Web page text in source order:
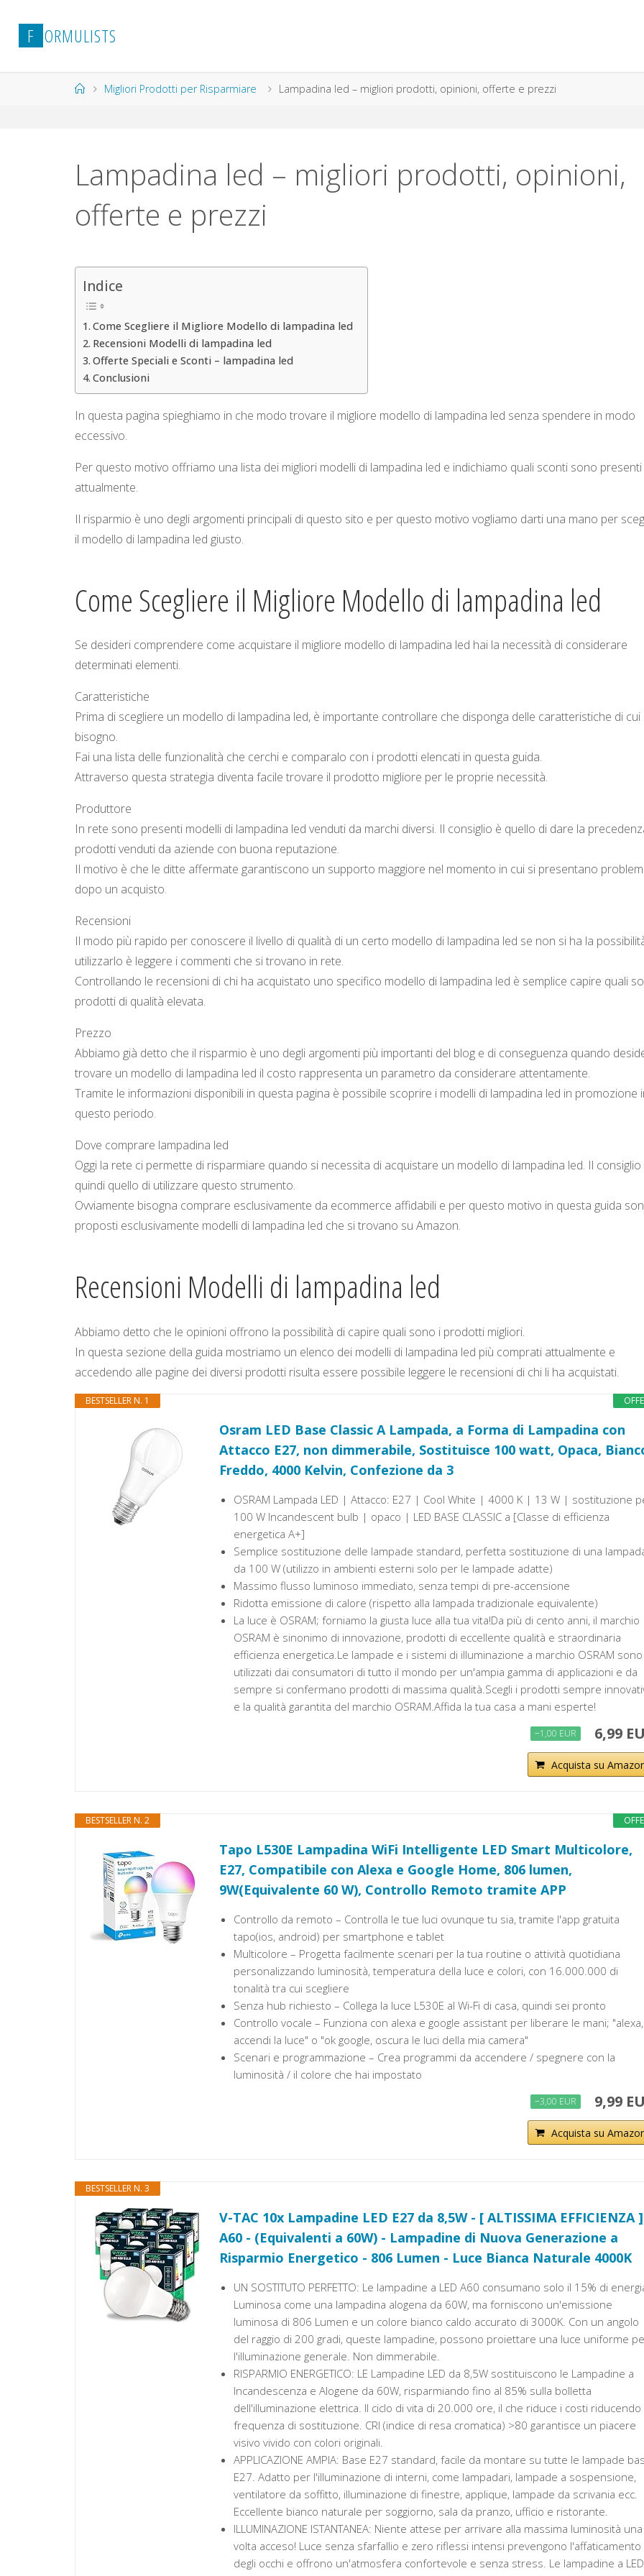
contenuto
F ORMULISTS
HomeMigliori Prodotti per Risparmiare Lampadina led – migliori prodotti, opinioni, offerte e prezzi
Lampadina led – migliori prodotti, opinioni,
offerte e prezzi
Indice
Come Scegliere il Migliore Modello di lampadina led
Recensioni Modelli di lampadina led
Offerte Speciali e Sconti – lampadina led
Conclusioni
In questa pagina spieghiamo in che modo trovare il migliore modello di lampadina led senza spendere in modo
eccessivo.
Per questo motivo offriamo una lista dei migliori modelli di lampadina led e indichiamo quali sconti sono presenti
attualmente.
Il risparmio è uno degli argomenti principali di questo sito e per questo motivo vogliamo darti una mano per
il modello di lampadina led giusto.
Come Scegliere il Migliore Modello di lampadina led
Se desideri comprendere come acquistare il migliore modello di lampadina led hai la necessità di considerare
determinati elementi.
Caratteristiche
Prima di scegliere un modello di lampadina led, è importante controllare che disponga delle caratteristiche di cui
bisogno.
Fai una lista delle funzionalità che cerchi e comparalo con i prodotti elencati in questa guida.
Attraverso questa strategia diventa facile trovare il prodotto migliore per le proprie necessità.
Produttore
In rete sono presenti modelli di lampadina led venduti da marchi diversi. Il consiglio è quello di dare la
prodotti venduti da aziende con buona reputazione.
Il motivo è che le ditte affermate garantiscono un supporto maggiore nel momento in cui si presentano
dopo un acquisto.
Recensioni
Il modo più rapido per conoscere il livello di qualità di un certo modello di lampadina led se non si ha la
utilizzarlo è leggere i commenti che si trovano in rete.
Controllando le recensioni di chi ha acquistato uno specifico modello di lampadina led è semplice capire quali
prodotti di qualità elevata.
Prezzo
Abbiamo già detto che il risparmio è uno degli argomenti più importanti del blog e di conseguenza quando
trovare un modello di lampadina led il costo rappresenta un parametro da considerare attentamente.
Tramite le informazioni disponibili in questa pagina è possibile scoprire i modelli di lampadina led in promozione
questo periodo.
Dove comprare lampadina led
Oggi la rete ci permette di risparmiare quando si necessita di acquistare un modello di lampadina led. Il consiglio
quindi quello di utilizzare questo strumento.
Ovviamente bisogna comprare esclusivamente da ecommerce affidabili e per questo motivo in questa guida
proposti esclusivamente modelli di lampadina led che si trovano su Amazon.
Recensioni Modelli di lampadina led
Abbiamo detto che le opinioni offrono la possibilità di capire quali sono i prodotti migliori.
In questa sezione della guida mostriamo un elenco dei modelli di lampadina led più comprati attualmente e
accedendo alle pagine dei diversi prodotti risulta essere possibile leggere le recensioni di chi li ha acquistati.
BESTSELLER N. 1
Osram LED Base Classic A Lampada, a Forma di Lampadina con
Attacco E27, non dimmerabile, Sostituisce 100 watt, Opaca,
Freddo, 4000 Kelvin, Confezione da 3
OSRAM Lampada LED | Attacco: E27 | Cool White | 4000 K | 13 W | sostituzione
100 W Incandescent bulb | opaco | LED BASE CLASSIC a [Classe di efficienza
energetica A+]
Semplice sostituzione delle lampade standard, perfetta sostituzione di una
da 100 W (utilizzo in ambienti esterni solo per le lampade adatte)
Massimo flusso luminoso immediato, senza tempi di pre-accensione
Ridotta emissione di calore (rispetto alla lampada tradizionale equivalente)
La luce è OSRAM; forniamo la giusta luce alla tua vita!Da più di cento anni, il marchio
OSRAM è sinonimo di innovazione, prodotti di eccellente qualità e straordinaria
efficienza energetica.Le lampade e i sistemi di illuminazione a marchio OSRAM sono
utilizzati dai consumatori di tutto il mondo per un'ampia gamma di applicazioni e da
sempre si confermano prodotti di massima qualità.Scegli i prodotti sempre
e la qualità garantita del marchio OSRAM.Affida la tua casa a mani esperte!
−1,00 EUR 6,99
Acquista su
BESTSELLER N. 2
Tapo L530E Lampadina WiFi Intelligente LED Smart Multicolore,
E27, Compatibile con Alexa e Google Home, 806 lumen,
9W(Equivalente 60 W), Controllo Remoto tramite APP
Controllo da remoto – Controlla le tue luci ovunque tu sia, tramite l'app gratuita
tapo(ios, android) per smartphone e tablet
Multicolore – Progetta facilmente scenari per la tua routine o attività quotidiana
personalizzando luminosità, temperatura della luce e colori, con 16.000.000 di
tonalità tra cui scegliere
Senza hub richiesto – Collega la luce L530E al Wi-Fi di casa, quindi sei pronto
Controllo vocale – Funziona con alexa e google assistant per liberare le mani; "alexa,
accendi la luce" o "ok google, oscura le luci della mia camera"
Scenari e programmazione – Crea programmi da accendere / spegnere con la
luminosità / il colore che hai impostato
−3,00 EUR 9,99
Acquista su
BESTSELLER N. 3
V-TAC 10x Lampadine LED E27 da 8,5W - [ ALTISSIMA EFFICIENZA
A60 - (Equivalenti a 60W) - Lampadine di Nuova Generazione a
Risparmio Energetico - 806 Lumen - Luce Bianca Naturale 4000K
UN SOSTITUTO PERFETTO: Le lampadine a LED A60 consumano solo il 15% di
Luminosa come una lampadina alogena da 60W, ma forniscono un'emissione
luminosa di 806 Lumen e un colore bianco caldo accurato di 3000K. Con un angolo
del raggio di 200 gradi, queste lampadine, possono proiettare una luce uniforme
l'illuminazione generale. Non dimmerabile.
RISPARMIO ENERGETICO: LE Lampadine LED da 8,5W sostituiscono le Lampadine a
Incandescenza e Alogene da 60W, risparmiando fino al 85% sulla bolletta
dell'illuminazione elettrica. Il ciclo di vita di 20.000 ore, il che riduce i costi riducendo
frequenza di sostituzione. CRI (indice di resa cromatica) >80 garantisce un piacere
visivo vivido con colori originali.
APPLICAZIONE AMPIA: Base E27 standard, facile da montare su tutte le lampade
E27. Adatto per l'illuminazione di interni, come lampadari, lampade a sospensione,
ventilatore da soffitto, illuminazione di finestre, applique, lampade da scrivania ecc.
Eccellente bianco naturale per soggiorno, sala da pranzo, ufficio e ristorante.
ILLUMINAZIONE ISTANTANEA: Niente attese per arrivare alla massima luminosità una
volta acceso! Luce senza sfarfallio e zero riflessi intensi prevengono l'affaticamento
degli occhi e offrono un'atmosfera confortevole e senza stress. Le lampadine a LED